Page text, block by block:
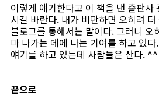
이렇게 얘기한다고 이 책을 낸 출판사
시길 바란다. 내가 비판하면 오히려
블로그를 통해서는 말이다. 그러니 오
마 나가는 데에 나는 기여를 하고 있
얘기를 하고 있는데 사람들은 산다. ^^
끝으로